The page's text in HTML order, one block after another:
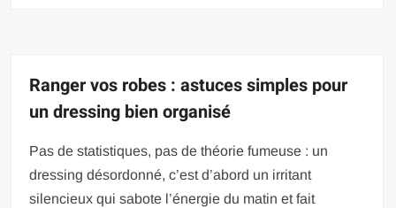
Ranger vos robes : astuces simples pour
un dressing bien organisé
Pas de statistiques, pas de théorie fumeuse : un
dressing désordonné, c’est d’abord un irritant
silencieux qui sabote l’énergie du matin et fait